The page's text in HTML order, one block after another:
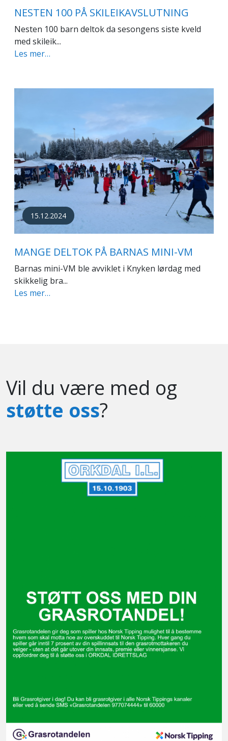
NESTEN 100 PÅ SKILEIKAVSLUTNING
Nesten 100 barn deltok da sesongens siste kveld
med skileik...
Les mer…
15.12.2024
MANGE DELTOK PÅ BARNAS MINI-VM
Barnas mini-VM ble avviklet i Knyken lørdag med
skikkelig bra...
Les mer…
Vil du være med og
støtte oss?